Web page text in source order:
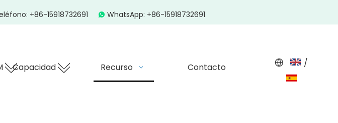
+86-15918732691  WhatsApp: +86-15918732691
Capacidad Recurso Contacto /